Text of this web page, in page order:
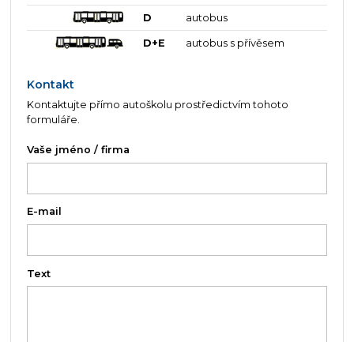
D autobus
D+E autobus s přívěsem
Kontakt
Kontaktujte přímo autoškolu prostředictvím tohoto
formuláře.
Vaše jméno / firma
E-mail
Text